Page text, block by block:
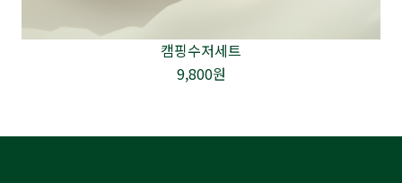
캠핑수저세트
9,800원